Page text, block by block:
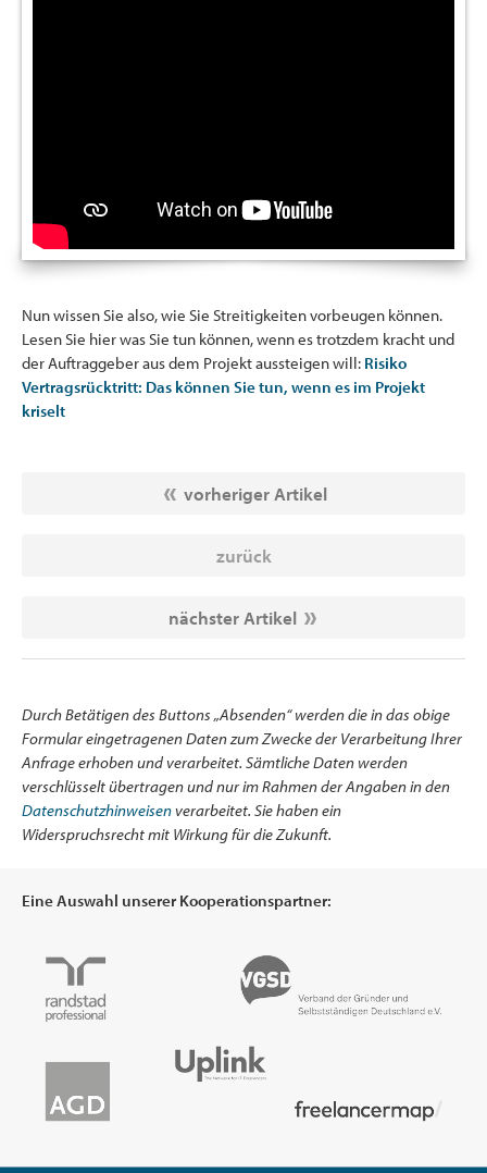
Nun wissen Sie also, wie Sie Streitigkeiten vorbeugen können.
Lesen Sie hier was Sie tun können, wenn es trotzdem kracht und
der Auftraggeber aus dem Projekt aussteigen will: Risiko
Vertragsrücktritt: Das können Sie tun, wenn es im Projekt
kriselt
vorheriger Artikel
zurück
nächster Artikel
Durch Betätigen des Buttons „Absenden“ werden die in das obige
Formular eingetragenen Daten zum Zwecke der Verarbeitung Ihrer
Anfrage erhoben und verarbeitet. Sämtliche Daten werden
verschlüsselt übertragen und nur im Rahmen der Angaben in den
Datenschutzhinweisenverarbeitet. Sie haben ein
Widerspruchsrecht mit Wirkung für die Zukunft.
Eine Auswahl unserer Kooperationspartner: